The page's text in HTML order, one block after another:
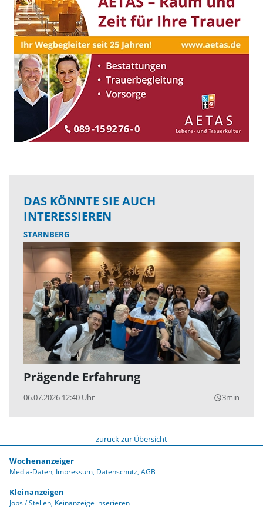
DAS KÖNNTE SIE AUCH
INTERESSIEREN
STARNBERG
Prägende Erfahrung
06.07.2026 12:40 Uhr query_builder3min
zurück zur Übersicht
Wochenanzeiger
Media-Daten Impressum Datenschutz AGB
Kleinanzeigen
Jobs / Stellen Keinanzeige inserieren